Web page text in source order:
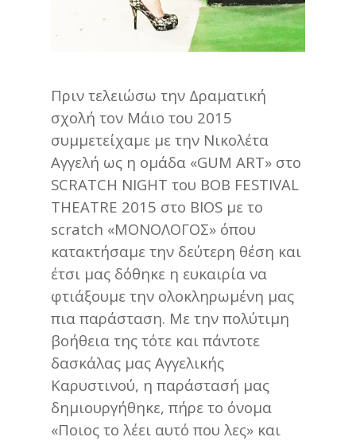
Πριν τελειώσω την Δραματική
σχολή τον Μάιο του 2015
συμμετείχαμε με την Νικολέτα
Αγγελή ως η ομάδα «GUM ART» στο
SCRATCH NIGHT του BOB FESTIVAL
THEATRE 2015 στο BIOS με το
scratch «ΜΟΝΟΛΟΓΟΣ» όπου
κατακτήσαμε την δεύτερη θέση και
έτσι μας δόθηκε η ευκαιρία να
φτιάξουμε την ολοκληρωμένη μας
πια παράσταση. Με την πολύτιμη
βοήθεια της τότε και πάντοτε
δασκάλας μας Αγγελικής
Καρυστινού, η παράστασή μας
δημιουργήθηκε, πήρε το όνομα
«Ποιος το λέει αυτό που λες» και